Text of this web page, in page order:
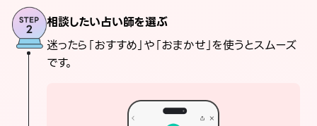
相談したい占い師を選ぶ
迷ったら「おすすめ」や「おまかせ」を使うとスムーズ
です。